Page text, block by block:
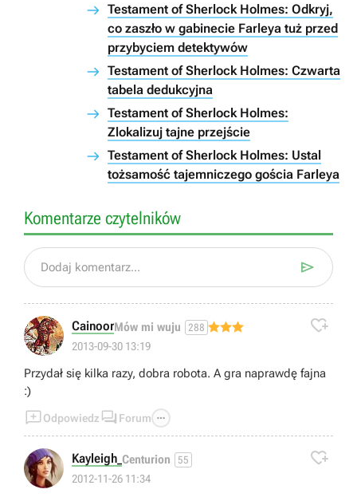
Testament of Sherlock Holmes: Odkryj,
co zaszło w gabinecie Farleya tuż przed
przybyciem detektywów
Testament of Sherlock Holmes: Czwarta
tabela dedukcyjna
Testament of Sherlock Holmes:
Zlokalizuj tajne przejście
Testament of Sherlock Holmes: Ustal
tożsamość tajemniczego gościa Farleya
Komentarze czytelników
Dodaj komentarz... 
CainoorMów mi wuju 288
2013-09-30 13:19

Przydał się kilka razy, dobra robota. A gra naprawdę fajna
:)
Odpowiedz  Forum 
Kayleigh_ Centurion 55
2012-11-26 11:34
